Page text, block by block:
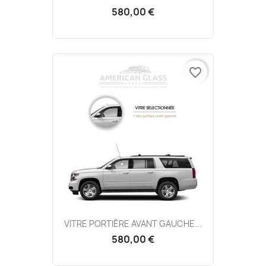
580,00 €
VITRE PORTIÈRE AVANT GAUCHE...
580,00 €
favorite_border